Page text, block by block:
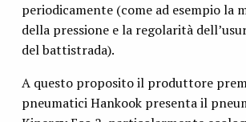
periodicamente (come ad esempio la
della pressione e la regolarità
del battistrada).
A questo proposito il produttore
pneumatici Hankook presenta il